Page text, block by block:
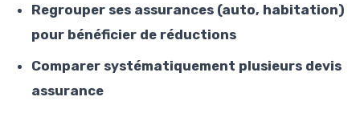
Regrouper ses assurances (auto, habitation)
pour bénéficier de réductions
Comparer systématiquement plusieurs devis
assurance